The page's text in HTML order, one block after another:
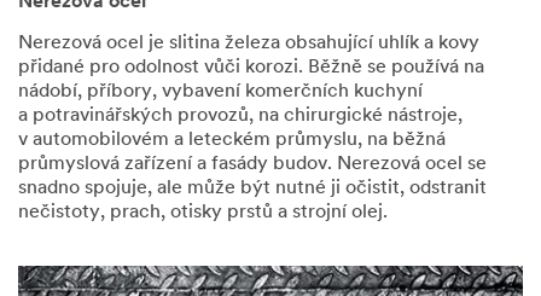
Nerezová ocel je slitina železa obsahující uhlík a kovy
přidané pro odolnost vůči korozi. Běžně se používá na
nádobí, příbory, vybavení komerčních kuchyní
a potravinářských provozů, na chirurgické nástroje,
v automobilovém a leteckém průmyslu, na běžná
průmyslová zařízení a fasády budov. Nerezová ocel se
snadno spojuje, ale může být nutné ji očistit, odstranit
nečistoty, prach, otisky prstů a strojní olej.